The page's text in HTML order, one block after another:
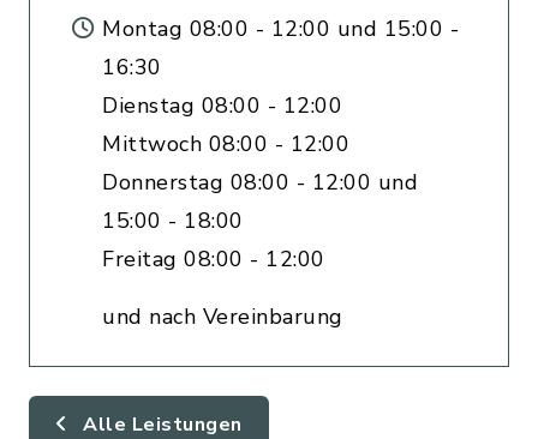
Montag 08:00 - 12:00 und 15:00 -
16:30
Dienstag 08:00 - 12:00
Mittwoch 08:00 - 12:00
Donnerstag 08:00 - 12:00 und
15:00 - 18:00
Freitag 08:00 - 12:00
und nach Vereinbarung
Alle Leistungen